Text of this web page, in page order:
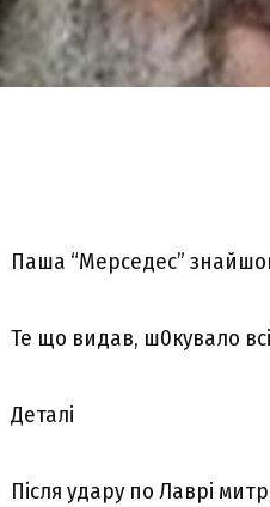
Паша “Мерседес”
Те що видав, ш0кувало
Деталі
Після удару по Лаврі